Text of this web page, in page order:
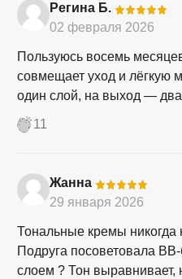
Регина Б.-
02 февраля 2026
Пользуюсь восемь
совмещает уход и лёгкую
один слой, на выход —
11
Жанна-
29 января 2026
Тональные кремы
Подруга посоветовала ВВ-
слоем ? Тон выравнивает,